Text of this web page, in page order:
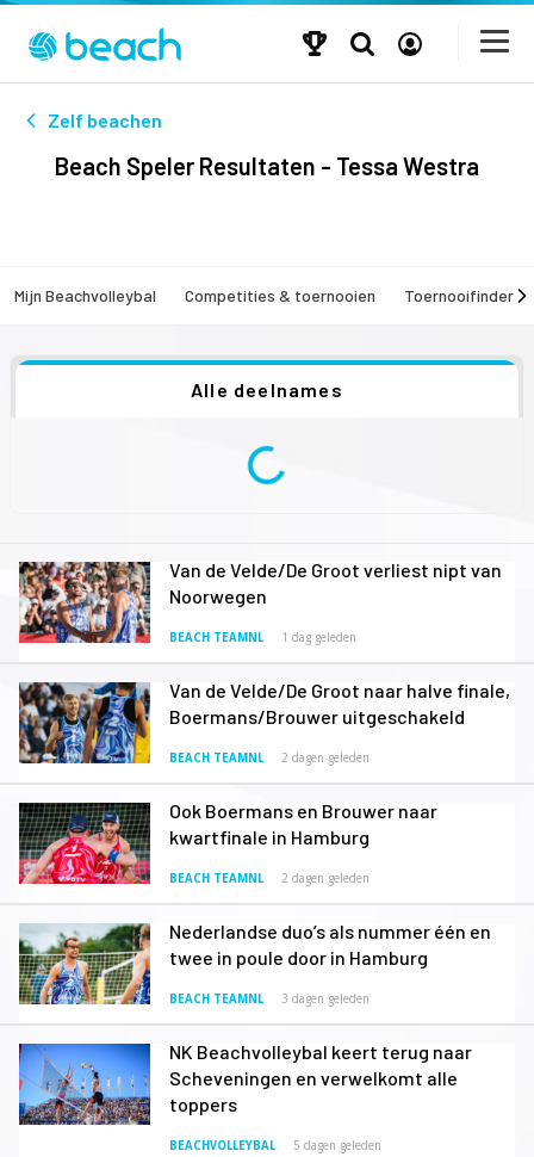
Zelf beachen
Beach Speler Resultaten - Tessa Westra
Mijn Beachvolleybal Competities & toernooien Toernooifinder
Alle deelnames
Van de Velde/De Groot verliest nipt van
Noorwegen
BEACH TEAMNL 1 dag geleden
Van de Velde/De Groot naar halve finale,
Boermans/Brouwer uitgeschakeld
BEACH TEAMNL 2 dagen geleden
Ook Boermans en Brouwer naar
kwartfinale in Hamburg
BEACH TEAMNL 2 dagen geleden
Nederlandse duo’s als nummer één en
twee in poule door in Hamburg
BEACH TEAMNL 3 dagen geleden
NK Beachvolleybal keert terug naar
Scheveningen en verwelkomt alle
toppers
BEACHVOLLEYBAL 5 dagen geleden